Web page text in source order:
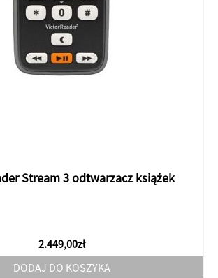
Stream 3 odtwarzacz książek
2.449,00zł
DODAJ DO KOSZYKA